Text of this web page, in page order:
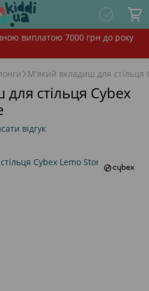
виплатою 7000 грн до року
М'який вкладиш для стільця
стільця Cybex
відгук